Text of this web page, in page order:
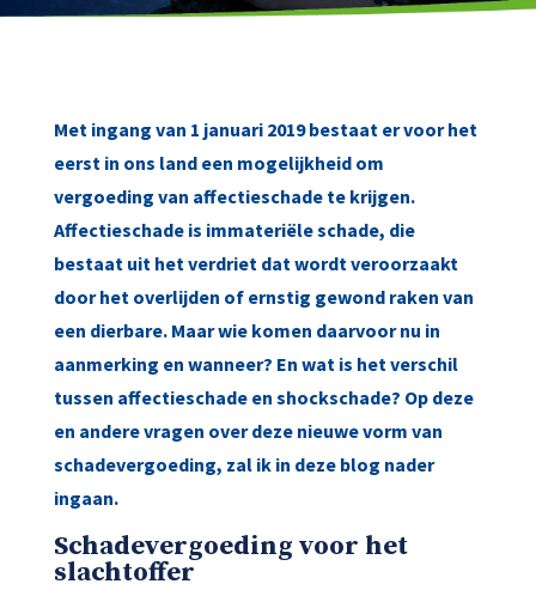
Met ingang van 1 januari 2019 bestaat er voor het
eerst in ons land een mogelijkheid om
vergoeding van affectieschade te krijgen.
Affectieschade is immateriële schade, die
bestaat uit het verdriet dat wordt veroorzaakt
door het overlijden of ernstig gewond raken van
een dierbare. Maar wie komen daarvoor nu in
aanmerking en wanneer? En wat is het verschil
tussen affectieschade en shockschade? Op deze
en andere vragen over deze nieuwe vorm van
schadevergoeding, zal ik in deze blog nader
ingaan.
Schadevergoeding voor het
slachtoffer